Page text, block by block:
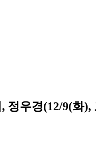
정우경(12/9(화),